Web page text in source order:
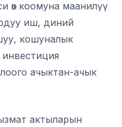
өз коомуна маанилүү
иш, диний
кошуналык
ачыктан-ачык
актыларын